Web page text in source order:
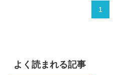
1
よく読まれる記事